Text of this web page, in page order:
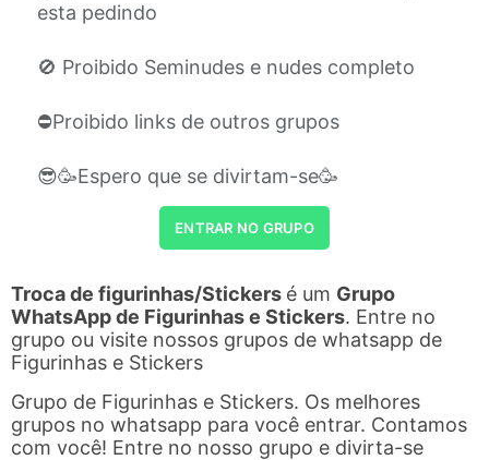
esta pedindo
🚫 Proibido Seminudes e nudes completo
⛔Proibido links de outros grupos
😎🥳Espero que se divirtam-se🥳
ENTRAR NO GRUPO
Troca de figurinhas/Stickers é um Grupo
WhatsApp de Figurinhas e Stickers. Entre no
grupo ou visite nossos grupos de whatsapp de
Figurinhas e Stickers
Grupo de Figurinhas e Stickers. Os melhores
grupos no whatsapp para você entrar. Contamos
com você! Entre no nosso grupo e divirta-se